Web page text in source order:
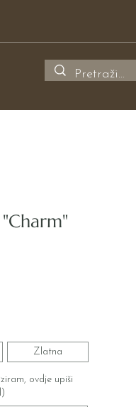
on 2 reviews
Zlatna
ovdje upiši